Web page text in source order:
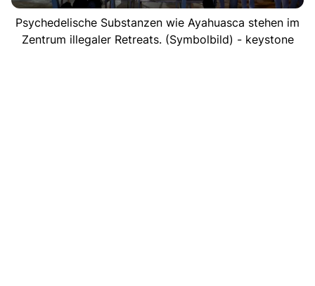
Psychedelische Substanzen wie Ayahuasca stehen im
Zentrum illegaler Retreats. (Symbolbild) - keystone